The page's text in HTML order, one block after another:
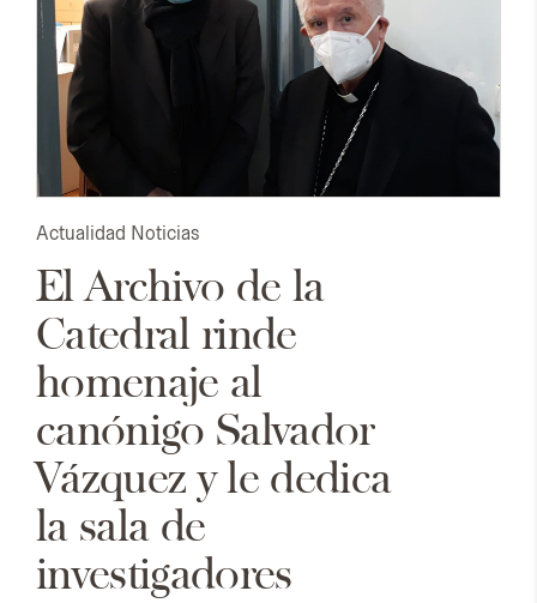
Actualidad Noticias
El Archivo de la
Catedral rinde
homenaje al
canónigo Salvador
Vázquez y le dedica
la sala de
investigadores